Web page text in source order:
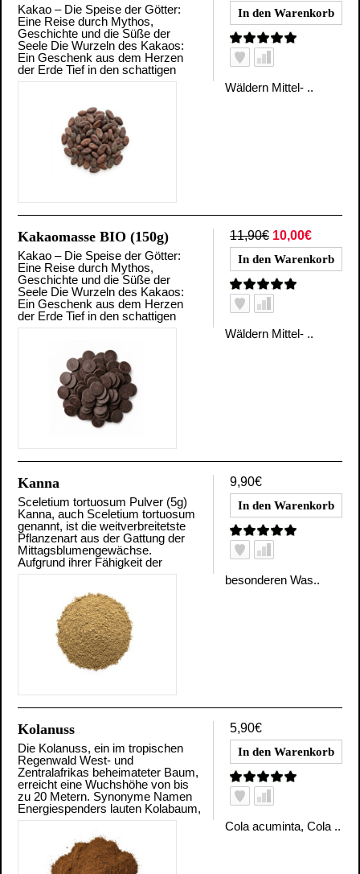
Kakao – Die Speise der Götter:
Eine Reise durch Mythos,
Geschichte und die Süße der
Seele Die Wurzeln des Kakaos:
Ein Geschenk aus dem Herzen
der Erde Tief in den schattigen
Wäldern Mittel- ..
11,90€ 10,00€
Kakaomasse BIO (150g)
Kakao – Die Speise der Götter:
Eine Reise durch Mythos,
Geschichte und die Süße der
Seele Die Wurzeln des Kakaos:
Ein Geschenk aus dem Herzen
der Erde Tief in den schattigen
Wäldern Mittel- ..
9,90€
Kanna
Sceletium tortuosum Pulver (5g)
Kanna, auch Sceletium tortuosum
genannt, ist die weitverbreitetste
Pflanzenart aus der Gattung der
Mittagsblumengewächse.
Aufgrund ihrer Fähigkeit der
besonderen Was..
5,90€
Kolanuss
Die Kolanuss, ein im tropischen
Regenwald West- und
Zentralafrikas beheimateter Baum,
erreicht eine Wuchshöhe von bis
zu 20 Metern. Synonyme Namen
Energiespenders lauten Kolabaum,
Cola acuminta, Cola ..